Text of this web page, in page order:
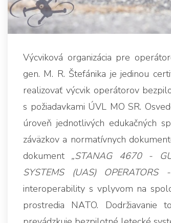
Výcviková organizácia pre
gen. M. R. Štefánika je jedinou
realizovať výcvik operátorov
s požiadavkami ÚVL MO SR.
úroveň jednotlivých edukačných
záväzkov a normatívnych
dokument „STANAG 4670 -
SYSTEMS (UAS) OPERATORS
interoperability s vplyvom na
prostredia NATO. Dodržiavanie